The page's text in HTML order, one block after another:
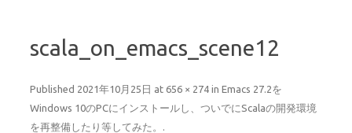
scala_on_emacs_scene12
Published 2021年10月25日 at 656 × 274 in Emacs 27.2を
Windows 10のPCにインストールし、ついでにScalaの開発環境
を再整備したり等してみた。 .